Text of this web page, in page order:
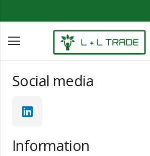
Social media
Information